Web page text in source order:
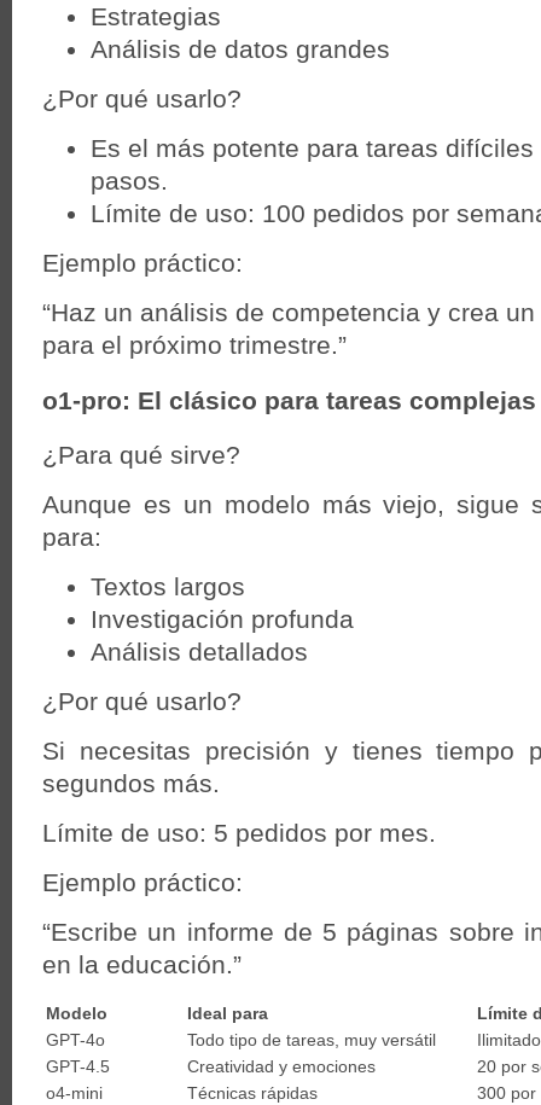
Estrategias
Análisis de datos grandes
¿Por qué usarlo?
Es el más potente para tareas
pasos.
Límite de uso: 100 pedidos por
Ejemplo práctico:
“Haz un análisis de competencia y crea
para el próximo trimestre.”
o1-pro: El clásico para tareas complejas
¿Para qué sirve?
Aunque es un modelo más viejo, sigue
para:
Textos largos
Investigación profunda
Análisis detallados
¿Por qué usarlo?
Si necesitas precisión y tienes tiempo
segundos más.
Límite de uso: 5 pedidos por mes.
Ejemplo práctico:
“Escribe un informe de 5 páginas sobre
en la educación.”
Modelo Ideal para
Límite
GPT-4o
Todo tipo de tareas, muy versátil
Ilimitado
GPT-4.5
Creatividad y emociones
20 por
o4-mini
Técnicas rápidas
300 por